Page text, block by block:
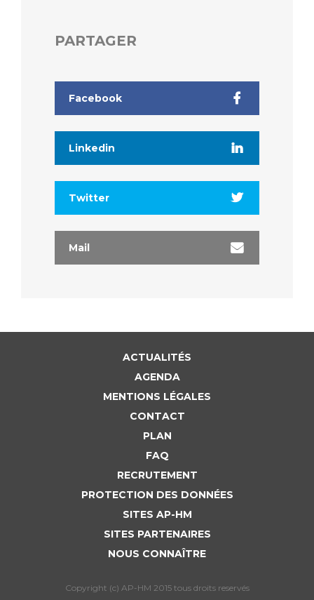
PARTAGER
Facebook
Linkedin
Twitter
Mail
ACTUALITÉS
AGENDA
MENTIONS LÉGALES
CONTACT
PLAN
FAQ
RECRUTEMENT
PROTECTION DES DONNÉES
SITES AP-HM
SITES PARTENAIRES
NOUS CONNAÎTRE
Copyright (c) AP-HM 2015 tous droits reservés